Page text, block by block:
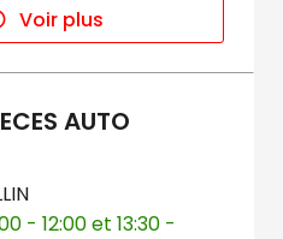
Voir plus
AUTO
- 12:00 et 13:30 -